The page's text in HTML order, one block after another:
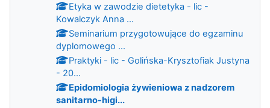
Etyka w zawodzie dietetyka - lic -
Kowalczyk Anna ...
Seminarium przygotowujące do egzaminu
dyplomowego ...
Praktyki - lic - Golińska-Krysztofiak Justyna
- 20...
Epidomiologia żywieniowa z nadzorem
sanitarno-higi...